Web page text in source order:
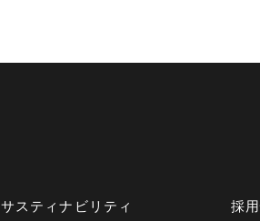
サスティナビリティ 採